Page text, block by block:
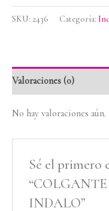
SKU: 2436 Categoría:
Valoraciones (0)
No hay valoraciones aún.
Sé el primero
INDALO”